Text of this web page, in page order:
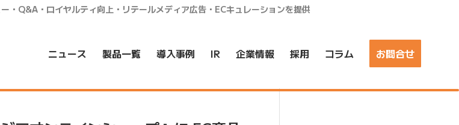
・Q&A・ロイヤルティ向上・リテールメディア広告・ECキュレーションを提供
ニュース 製品一覧 導入事例 IR 企業情報 採用 コラム お問合せ